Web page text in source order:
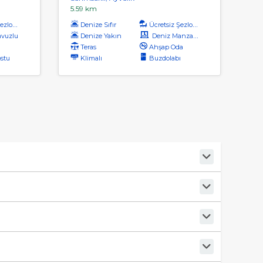
5.59 km
Denize Sıfır
Ücretsiz Şezlong
Denize Yakın
Deniz Manzaralı
Teras
Ahşap Oda
Klimalı
Buzdolabı